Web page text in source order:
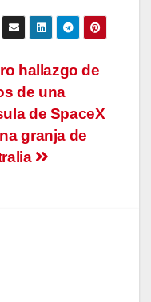
hallazgo de
de una
de SpaceX
granja de